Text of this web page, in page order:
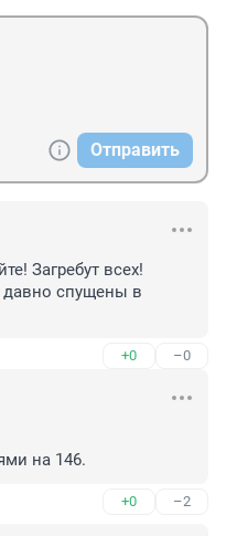
Отправить
Загребут всех!
давно спущены в
+0 –0
на 146.
+0 –2